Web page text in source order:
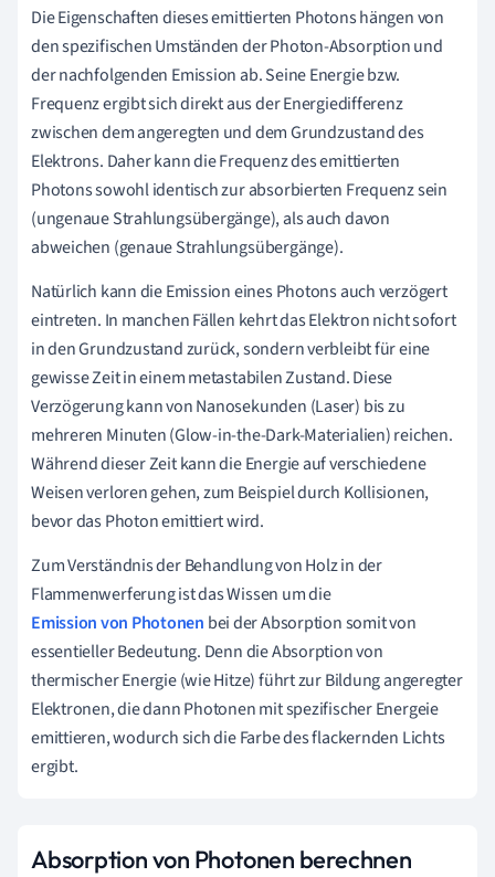
Die Eigenschaften dieses emittierten Photons hängen von
den spezifischen Umständen der Photon-Absorption und
der nachfolgenden Emission ab. Seine Energie bzw.
Frequenz ergibt sich direkt aus der Energiedifferenz
zwischen dem angeregten und dem Grundzustand des
Elektrons. Daher kann die Frequenz des emittierten
Photons sowohl identisch zur absorbierten Frequenz sein
(ungenaue Strahlungsübergänge), als auch davon
abweichen (genaue Strahlungsübergänge).
Natürlich kann die Emission eines Photons auch verzögert
eintreten. In manchen Fällen kehrt das Elektron nicht sofort
in den Grundzustand zurück, sondern verbleibt für eine
gewisse Zeit in einem metastabilen Zustand. Diese
Verzögerung kann von Nanosekunden (Laser) bis zu
mehreren Minuten (Glow-in-the-Dark-Materialien) reichen.
Während dieser Zeit kann die Energie auf verschiedene
Weisen verloren gehen, zum Beispiel durch Kollisionen,
bevor das Photon emittiert wird.
Zum Verständnis der Behandlung von Holz in der
Flammenwerferung ist das Wissen um die
Emission von Photonen bei der Absorption somit von
essentieller Bedeutung. Denn die Absorption von
thermischer Energie (wie Hitze) führt zur Bildung angeregter
Elektronen, die dann Photonen mit spezifischer Energeie
emittieren, wodurch sich die Farbe des flackernden Lichts
ergibt.
Absorption von Photonen berechnen